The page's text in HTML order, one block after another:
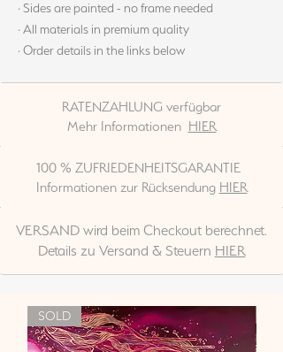
· Sides are painted - no frame needed
· All materials in premium quality
· Order details in the links below
RATENZAHLUNG verfügbar
Mehr Informationen HIER
100 % ZUFRIEDENHEITSGARANTIE
Informationen zur Rücksendung HIER
VERSAND wird beim Checkout berechnet.
Details zu Versand & Steuern HIER
SOLD